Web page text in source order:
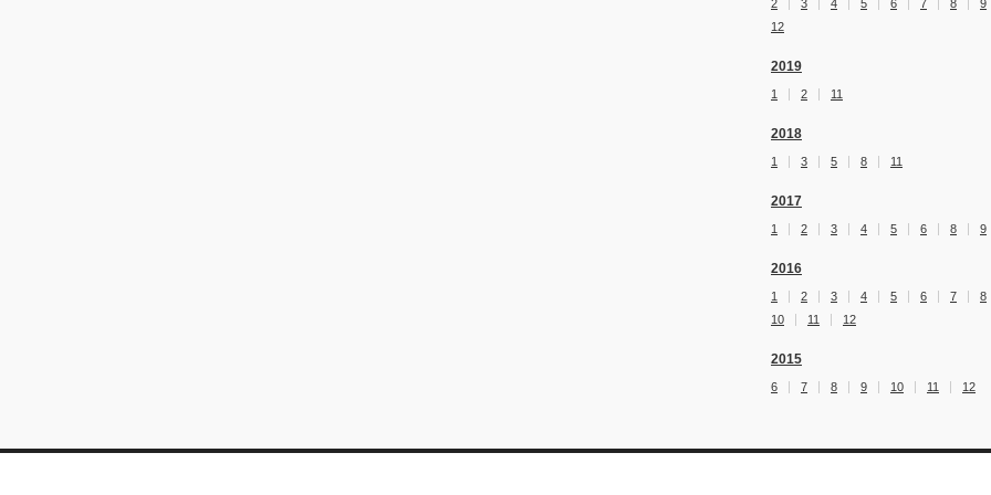
2 3 4 5 6 7 8 9
12
2019
1 2 11
2018
1 3 5 8 11
2017
1 2 3 4 5 6 8 9
2016
1 2 3 4 5 6 7 8
10
11 12
2015
6 7 8 9 10 11 12